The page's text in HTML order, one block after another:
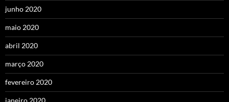
junho 2020
maio 2020
abril 2020
março 2020
fevereiro 2020